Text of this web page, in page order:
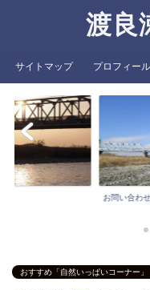
渡良
サイトマップ プロフィール
お問い合わ
おすすめ「自然いっぱいコーナー」